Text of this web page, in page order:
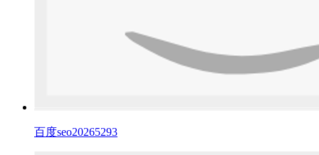
百度seo20265293